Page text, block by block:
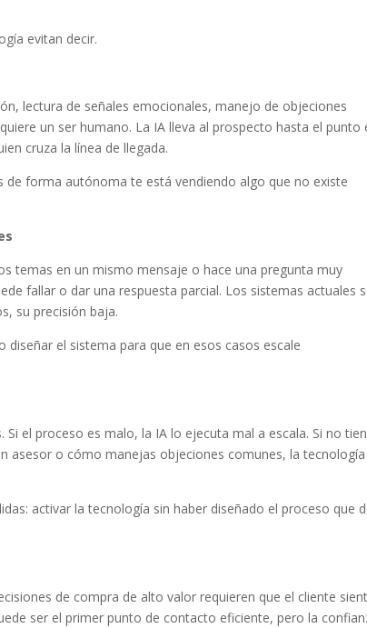
evitan decir.
lectura de señales emocionales, manejo de objeciones
un ser humano. La IA lleva al prospecto hasta el punto
cruza la línea de llegada.
de forma autónoma te está vendiendo algo que no existe
temas en un mismo mensaje o hace una pregunta muy
fallar o dar una respuesta parcial. Los sistemas actuales
su precisión baja.
el sistema para que en esos casos escale
el proceso es malo, la IA lo ejecuta mal a escala. Si no
asesor o cómo manejas objeciones comunes, la
activar la tecnología sin haber diseñado el proceso que
de compra de alto valor requieren que el cliente
ser el primer punto de contacto eficiente, pero la